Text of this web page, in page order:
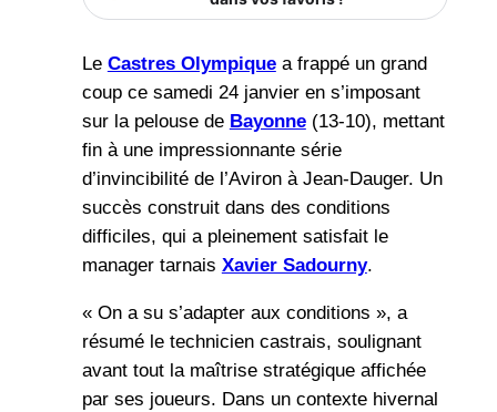
Le Castres Olympiquea frappé un grand
coup ce samedi 24 janvier en s’imposant
sur la pelouse de Bayonne(13-10), mettant
fin à une impressionnante série
d’invincibilité de l’Aviron à Jean-Dauger. Un
succès construit dans des conditions
difficiles, qui a pleinement satisfait le
manager tarnais Xavier Sadourny.
« On a su s’adapter aux conditions », a
résumé le technicien castrais, soulignant
avant tout la maîtrise stratégique affichée
par ses joueurs. Dans un contexte hivernal